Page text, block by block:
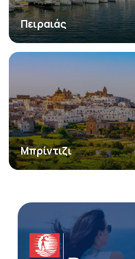
Πειραιάς
Μπρίντιζι